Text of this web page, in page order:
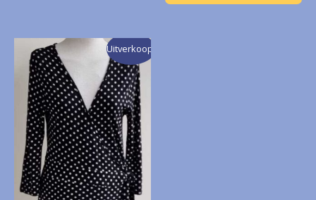
Uitverkoop!